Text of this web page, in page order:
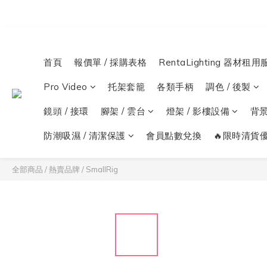
首頁 報價單 / 採購表格 RentaLighting 器材租用
Pro Video 托架套籠 各類手柄 調色 / 後製
鏡頭 / 接環 腳架 / 雲台 燈架 / 影樓設備 背
防潮吸濕 / 清潔保護 會員點數兌換 🔥限時清貨
全部商品 /熱賣品牌 / SmallRig